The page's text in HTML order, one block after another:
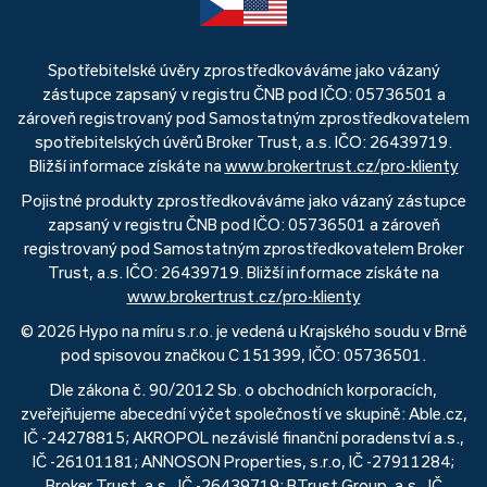
Spotřebitelské úvěry zprostředkováváme jako vázaný
zástupce zapsaný v registru ČNB pod IČO: 05736501 a
zároveň registrovaný pod Samostatným zprostředkovatelem
spotřebitelských úvěrů Broker Trust, a.s. IČO: 26439719.
Bližší informace získáte na www.brokertrust.cz/pro-klienty
Pojistné produkty zprostředkováváme jako vázaný zástupce
zapsaný v registru ČNB pod IČO: 05736501 a zároveň
registrovaný pod Samostatným zprostředkovatelem Broker
Trust, a.s. IČO: 26439719. Bližší informace získáte na
www.brokertrust.cz/pro-klienty
© 2026 Hypo na míru s.r.o. je vedená u Krajského soudu v Brně
pod spisovou značkou C 151399, IČO: 05736501.
Dle zákona č. 90/2012 Sb. o obchodních korporacích,
zveřejňujeme abecední výčet společností ve skupině: Able.cz,
IČ -24278815; AKROPOL nezávislé finanční poradenství a.s.,
IČ -26101181; ANNOSON Properties, s.r.o, IČ -27911284;